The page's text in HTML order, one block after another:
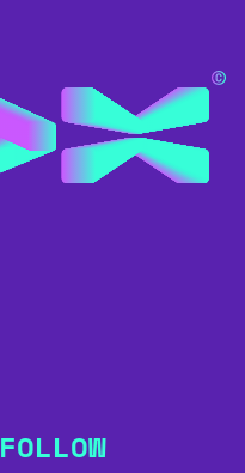
FOLLOW